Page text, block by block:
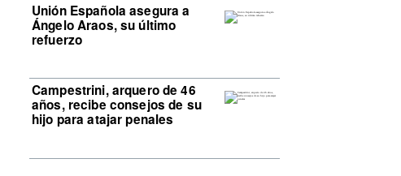
Unión Española asegura a
Ángelo Araos, su último
refuerzo
Campestrini, arquero de 46
años, recibe consejos de su
hijo para atajar penales